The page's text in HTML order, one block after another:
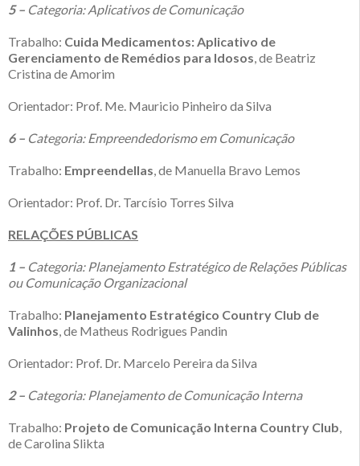
5 – Categoria: Aplicativos de Comunicação
Trabalho: Cuida Medicamentos: Aplicativo de
Gerenciamento de Remédios para Idosos , de Beatriz
Cristina de Amorim
Orientador: Prof. Me. Mauricio Pinheiro da Silva
6 – Categoria: Empreendedorismo em Comunicação
Trabalho: Empreendellas , de Manuella Bravo Lemos
Orientador: Prof. Dr. Tarcísio Torres Silva
RELAÇÕES PÚBLICAS
1 – Categoria: Planejamento Estratégico de Relações Públicas
ou Comunicação Organizacional
Trabalho: Planejamento Estratégico Country Club de
Valinhos , de Matheus Rodrigues Pandin
Orientador: Prof. Dr. Marcelo Pereira da Silva
2 – Categoria: Planejamento de Comunicação Interna
Trabalho: Projeto de Comunicação Interna Country Club
de Carolina Slikta